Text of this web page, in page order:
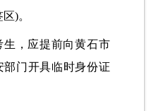
)。
，应提前向黄石市
门开具临时身份证